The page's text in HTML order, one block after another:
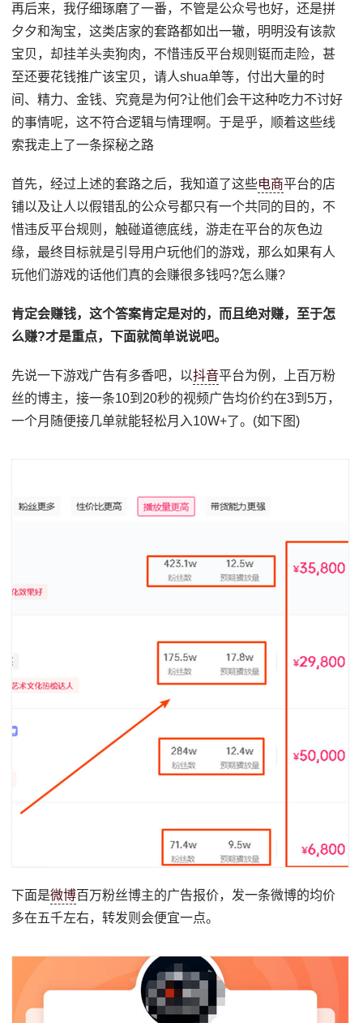
再后来，我仔细琢磨了一番，不管是公众号也好，还是拼
夕夕和淘宝，这类店家的套路都如出一辙，明明没有该款
宝贝，却挂羊头卖狗肉，不惜违反平台规则铤而走险，甚
至还要花钱推广该宝贝，请人shua单等，付出大量的时
间、精力、金钱、究竟是为何?让他们会干这种吃力不讨好
的事情呢，这不符合逻辑与情理啊。于是乎，顺着这些线
索我走上了一条探秘之路
首先，经过上述的套路之后，我知道了这些电商平台的店
铺以及让人以假错乱的公众号都只有一个共同的目的，不
惜违反平台规则，触碰道德底线，游走在平台的灰色边
缘，最终目标就是引导用户玩他们的游戏，那么如果有人
玩他们游戏的话他们真的会赚很多钱吗?怎么赚?
肯定会赚钱，这个答案肯定是对的，而且绝对赚，至于怎
么赚?才是重点，下面就简单说说吧。
先说一下游戏广告有多香吧，以抖音平台为例，上百万粉
丝的博主，接一条10到20秒的视频广告均价约在3到5万，
一个月随便接几单就能轻松月入10W+了。(如下图)
下面是微博百万粉丝博主的广告报价，发一条微博的均价
多在五千左右，转发则会便宜一点。